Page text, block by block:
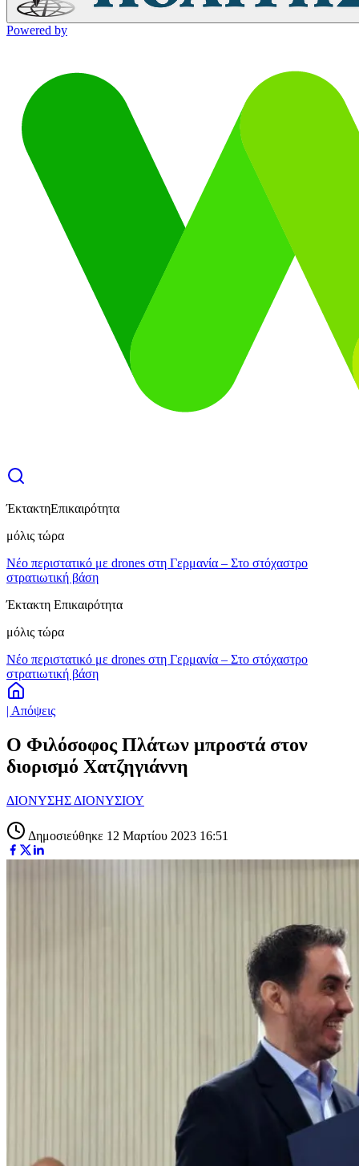
Powered by
ΈκτακτηΕπικαιρότητα
μόλις τώρα
Νέο περιστατικό με drones στη Γερμανία – Στο στόχαστρο
στρατιωτική βάση
Έκτακτη Επικαιρότητα
μόλις τώρα
Νέο περιστατικό με drones στη Γερμανία – Στο στόχαστρο
στρατιωτική βάση
| Απόψεις
Ο Φιλόσοφος Πλάτων μπροστά στον
διορισμό Χατζηγιάννη
ΔΙΟΝΥΣΗΣ ΔΙΟΝΥΣΙΟΥ
Δημοσιεύθηκε 12 Μαρτίου 2023 16:51